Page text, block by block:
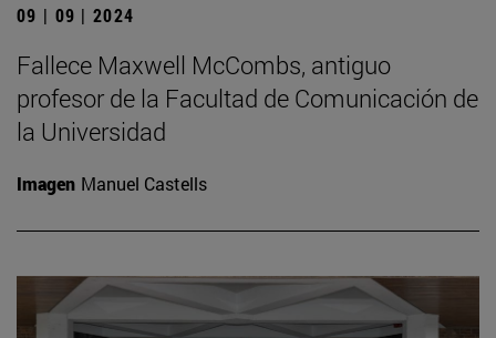
09 | 09 | 2024
Fallece Maxwell McCombs, antiguo
profesor de la Facultad de Comunicación de
la Universidad
Imagen Manuel Castells